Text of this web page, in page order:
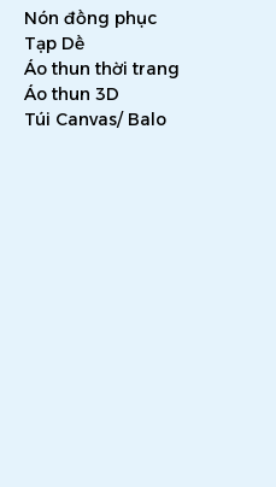
Nón đồng phục
Tạp Dề
Áo thun thời trang
Áo thun 3D
Túi Canvas/ Balo